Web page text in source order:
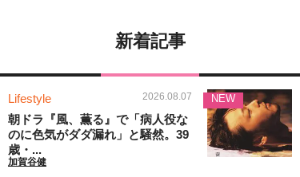
新着記事
Lifestyle 2026.08.07
朝ドラ『風、薫る』で「病人役な
のに色気がダダ漏れ」と騒然。39
歳・...
加賀谷健
NEW